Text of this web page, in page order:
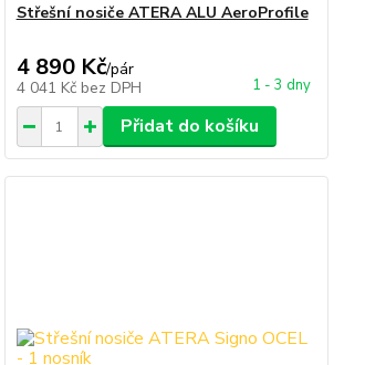
Střešní nosiče ATERA ALU AeroProfile
4 890 Kč/pár
4 041 Kč bez DPH 1 - 3 dny
Přidat do košíku